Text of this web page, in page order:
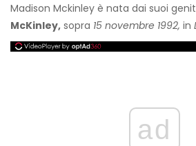
Madison Mckinley è nata dai suoi
McKinley, sopra 15 novembre 1992, in
ad